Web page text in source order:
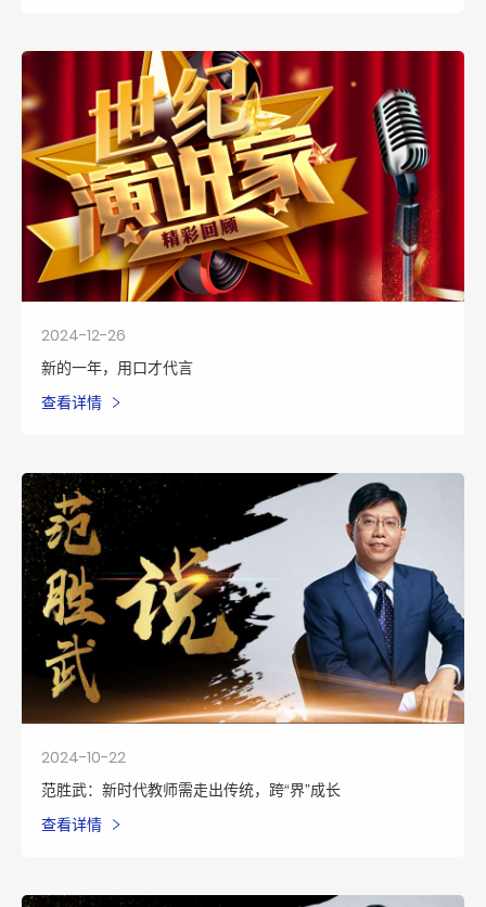
2024-12-26
新的一年，用口才代言
查看详情
2024-10-22
范胜武：新时代教师需走出传统，跨“界”成长
查看详情